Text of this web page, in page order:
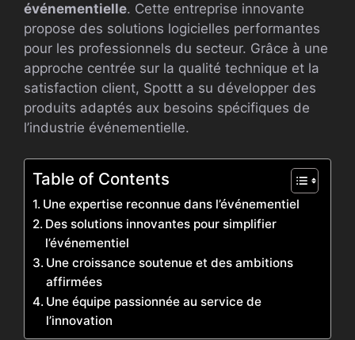
événementielle. Cette entreprise innovante
propose des solutions logicielles performantes
pour les professionnels du secteur. Grâce à une
approche centrée sur la qualité technique et la
satisfaction client, Spottt a su développer des
produits adaptés aux besoins spécifiques de
l’industrie événementielle.
Table of Contents
Une expertise reconnue dans l’événementiel
Des solutions innovantes pour simplifier
l’événementiel
Une croissance soutenue et des ambitions
affirmées
Une équipe passionnée au service de
l’innovation